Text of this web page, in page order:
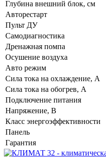
Глубина внешний блок, см
Авторестарт
Пульт ДУ
Самодиагностика
Дренажная помпа
Осушение воздуха
Авто режим
Сила тока на охлаждение, А
Сила тока на обогрев, А
Подключение питания
Напряжение, В
Класс энергоэффективности
Панель
Гарантия